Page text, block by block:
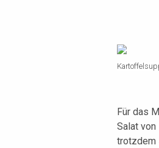
Für das
Salat
trotzdem